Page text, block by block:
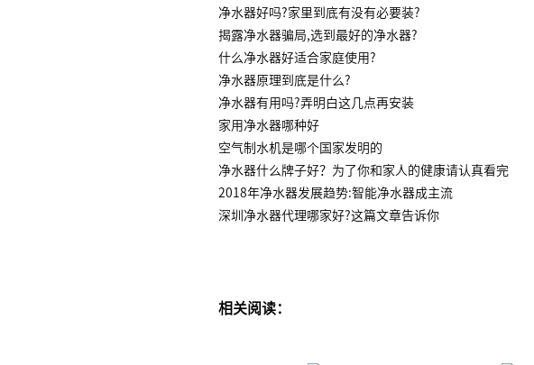
净水器好吗?家里到底有没有必要装?
揭露净水器骗局,选到最好的净水器?
什么净水器好适合家庭使用?
净水器原理到底是什么?
净水器有用吗?弄明白这几点再安装
家用净水器哪种好
空气制水机是哪个国家发明的
净水器什么牌子好？为了你和家人的健康请认真看完
2018年净水器发展趋势:智能净水器成主流
深圳净水器代理哪家好?这篇文章告诉你
相关阅读：